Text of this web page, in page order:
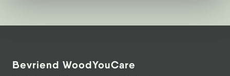
Bevriend WoodYouCare